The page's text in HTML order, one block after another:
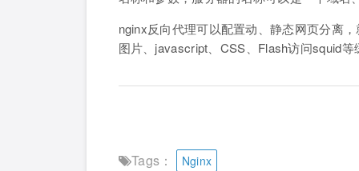
nginx反向代理可以配置动、静态网页分离
图片、javascript、CSS、Flash访问squid等
Tags： Nginx